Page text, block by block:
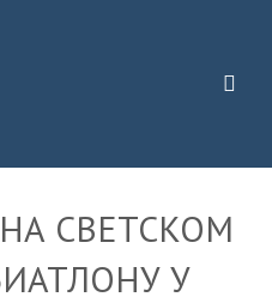
СВЕТСКОМ
У